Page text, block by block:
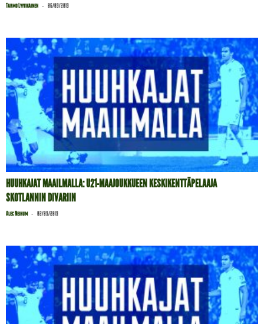
Tarmo Lyytikäinen - 06/09/2019
HUUHKAJAT MAAILMALLA: U21-MAAJOUKKUEEN KESKIKENTTÄPELAAJA
SKOTLANNIN DIVARIIN
Alec Neihum - 02/09/2019